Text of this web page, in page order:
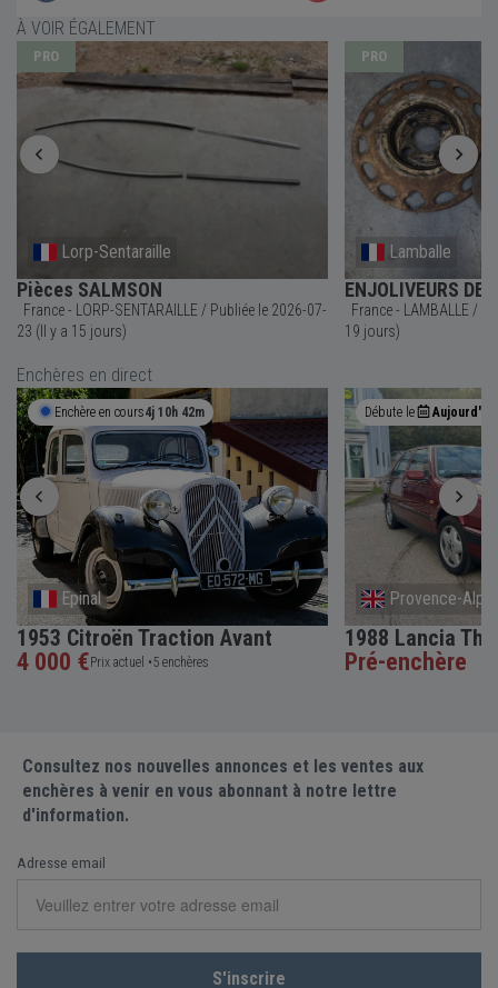
À VOIR ÉGALEMENT
PRO
Lorp-Sentaraille
Pièces SALMSON
France - LORP-SENTARAILLE / Publiée le 2026-07-
23 (Il y a 15 jours)
PRO
Lamballe
ENJOLIVEURS DE
France - LAMBALLE / Publiée le 2026-07-19 (Il y a
19 jours)
Enchères en direct
Enchère en cours4j 10h 42m
Epinal
1953 Citroën Traction Avant
4 000 € Prix actuel •5 enchères
Débute le Aujourd'hui
Provence-
1988 Lancia
Pré-enchère
Consultez nos nouvelles annonces et les ventes aux
enchères à venir en vous abonnant à notre lettre
d'information.
Adresse email